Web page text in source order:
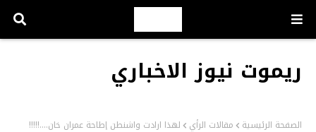
ريموت نيوز الاخباري
الصفحة الرئيسية مقالات الرأي لهذا ارادت واشنطن إطاحة عمران خان....!!!!!